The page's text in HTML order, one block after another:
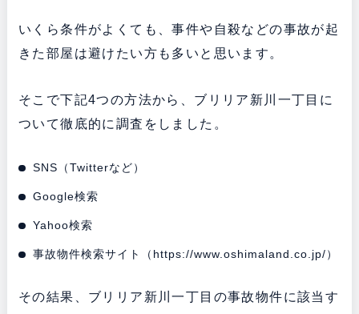
いくら条件がよくても、事件や自殺などの事故が起
きた部屋は避けたい方も多いと思います。
そこで下記4つの方法から、ブリリア新川一丁目に
ついて徹底的に調査をしました。
SNS（Twitterなど）
Google検索
Yahoo検索
事故物件検索サイト（ https://www.oshimaland.co.jp/）
その結果、ブリリア新川一丁目の事故物件に該当す